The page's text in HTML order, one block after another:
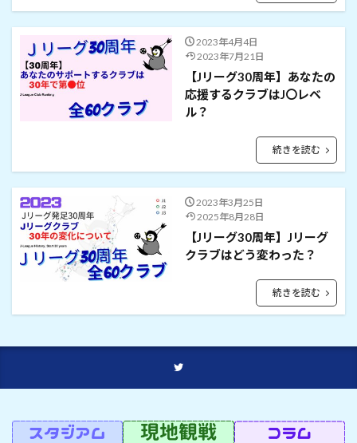
2023年4月4日
2023年7月21日
【Jリーグ30周年】あなたの
応援するクラブはJ〇レベ
ル？
続きを読む
2023年3月25日
2025年8月28日
【Jリーグ30周年】Jリーグ
クラブはどう変わった？
続きを読む